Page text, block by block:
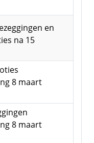
en
na 15
8 maart
8 maart